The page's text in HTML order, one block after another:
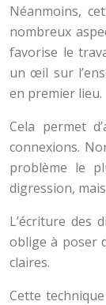
Néanmoins,
nombreux
favorise le
un œil sur
en premier lieu.
Cela permet
connexions.
problème le
digression,
L’écriture des
oblige à poser
claires.
Cette